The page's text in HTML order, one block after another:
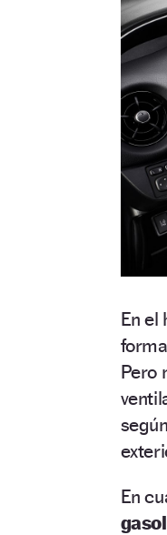
En el
Pero
En